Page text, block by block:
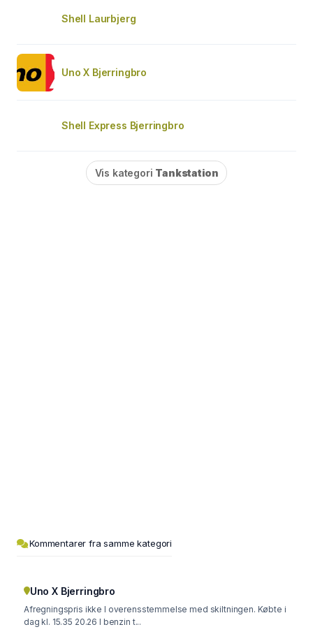
Shell Laurbjerg
Uno X Bjerringbro
Shell Express Bjerringbro
Vis kategori Tankstation
Kommentarer fra samme kategori
Uno X Bjerringbro
Afregningspris ikke I overensstemmelse med skiltningen. Købte i
dag kl. 15.35 20.26 l benzin t...